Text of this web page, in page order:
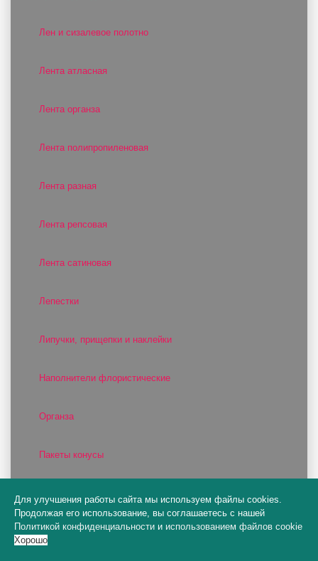
Лен и сизалевое полотно
Лента атласная
Лента органза
Лента полипропиленовая
Лента разная
Лента репсовая
Лента сатиновая
Лепестки
Липучки, прищепки и наклейки
Наполнители флористические
Органза
Пакеты конусы
Пакеты цветочные
Для улучшения работы сайта мы используем файлы cookies.
Продолжая его использование, вы соглашаетесь с нашей
Политикой конфиденциальности и использованием файлов cookie
Хорошо